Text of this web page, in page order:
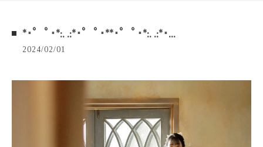
*･゜ﾟ･*:. .:*･゜ﾟ･**･゜ﾟ･*:. .:*･...
2024/02/01